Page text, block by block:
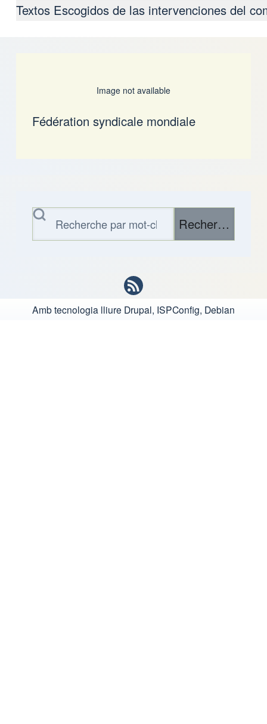
Textos Escogidos de las intervenciones del
Image not available
Fédération syndicale mondiale
Rechercher
Amb tecnologia lliure Drupal, ISPConfig, Debian